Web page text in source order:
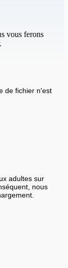
vous ferons
de fichier n'est
adultes sur
nous